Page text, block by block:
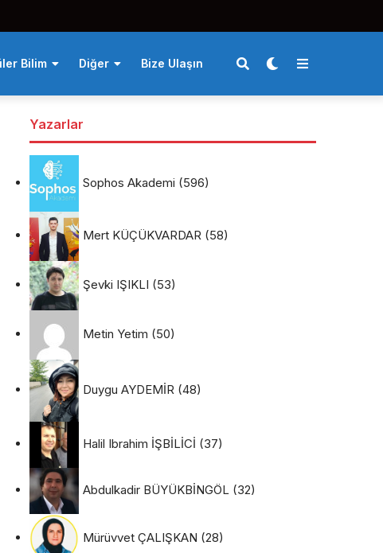
Bilim Diğer Bize Ulaşın
Yazarlar
Sophos Akademi (596)
Mert KÜÇÜKVARDAR (58)
Şevki IŞIKLI (53)
Metin Yetim (50)
Duygu AYDEMİR (48)
Halil Ibrahim İŞBİLİCİ (37)
Abdulkadir BÜYÜKBİNGÖL (32)
Mürüvvet ÇALIŞKAN (28)